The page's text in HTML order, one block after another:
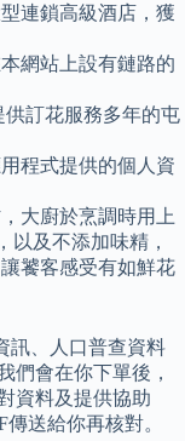
連鎖高級酒店，獲
網站上設有鏈路的
訂花服務多年的屯
程式提供的個人資
大廚於烹調時用上
以及不添加味精，
饕客感受有如鮮花
訊、人口普查資料
們會在你下單後，
資料及提供協助
送給你再核對。